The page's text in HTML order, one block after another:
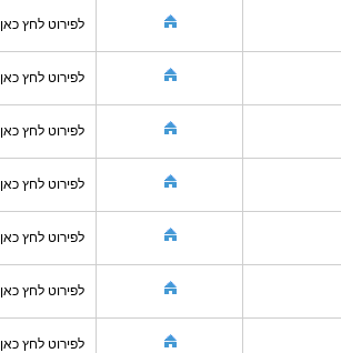
לפירוט לחץ כאן
לפירוט לחץ כאן
לפירוט לחץ כאן
לפירוט לחץ כאן
לפירוט לחץ כאן
לפירוט לחץ כאן
לפירוט לחץ כאן